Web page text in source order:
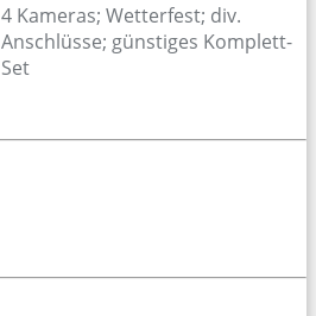
4 Kameras; Wetterfest; div.
Anschlüsse; günstiges Komplett-
Set